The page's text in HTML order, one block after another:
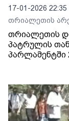
17-01-2026 22:35
თრიალეთის
თრიალეთის
პატრულის
პარლამენტში